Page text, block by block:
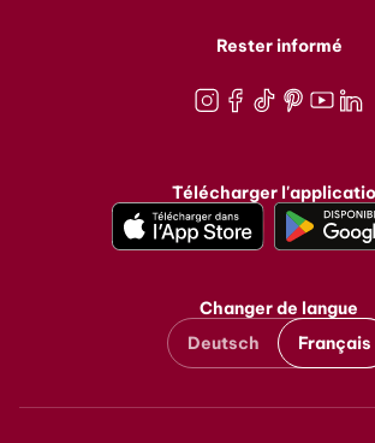
Rester informé
Télécharger
Changer de langue
Deutsch
Français